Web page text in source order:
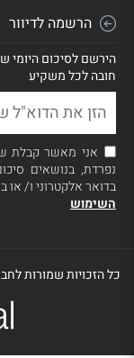
הרשמה לדיוור
הירשם לסיכום היומי
חובה לכל משקיע
אני מאשר קבלת
נפרדת, בנושאים
בדואר אלקטרוני ו/ או
השימוש
כל הזכויות שמורות